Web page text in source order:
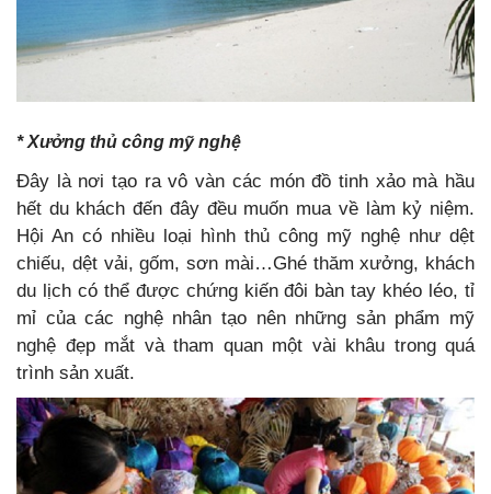
* Xưởng thủ công mỹ nghệ
Đây là nơi tạo ra vô vàn các món đồ tinh xảo mà hầu
hết du khách đến đây đều muốn mua về làm kỷ niệm.
Hội An có nhiều loại hình thủ công mỹ nghệ như dệt
chiếu, dệt vải, gốm, sơn mài…Ghé thăm xưởng, khách
du lịch có thể được chứng kiến đôi bàn tay khéo léo, tỉ
mỉ của các nghệ nhân tạo nên những sản phẩm mỹ
nghệ đẹp mắt và tham quan một vài khâu trong quá
trình sản xuất.